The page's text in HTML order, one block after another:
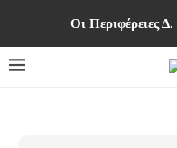
Οι Περιφέρειες